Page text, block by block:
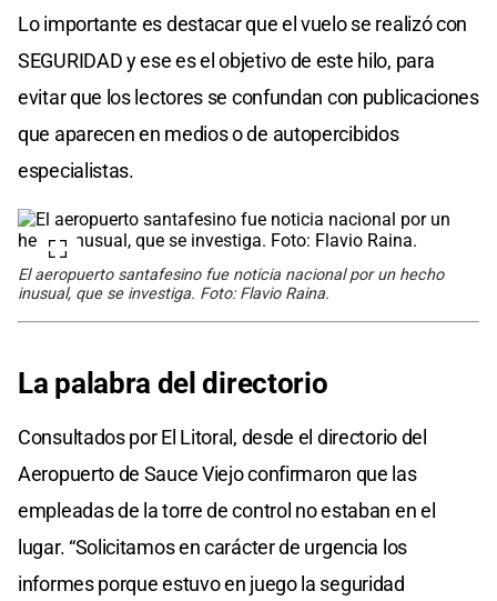
Lo importante es destacar que el vuelo se realizó con
SEGURIDAD y ese es el objetivo de este hilo, para
evitar que los lectores se confundan con publicaciones
que aparecen en medios o de autopercibidos
especialistas.
El aeropuerto santafesino fue noticia nacional por un hecho
inusual, que se investiga. Foto: Flavio Raina.
La palabra del directorio
Consultados por El Litoral, desde el directorio del
Aeropuerto de Sauce Viejo confirmaron que las
empleadas de la torre de control no estaban en el
lugar. “Solicitamos en carácter de urgencia los
informes porque estuvo en juego la seguridad